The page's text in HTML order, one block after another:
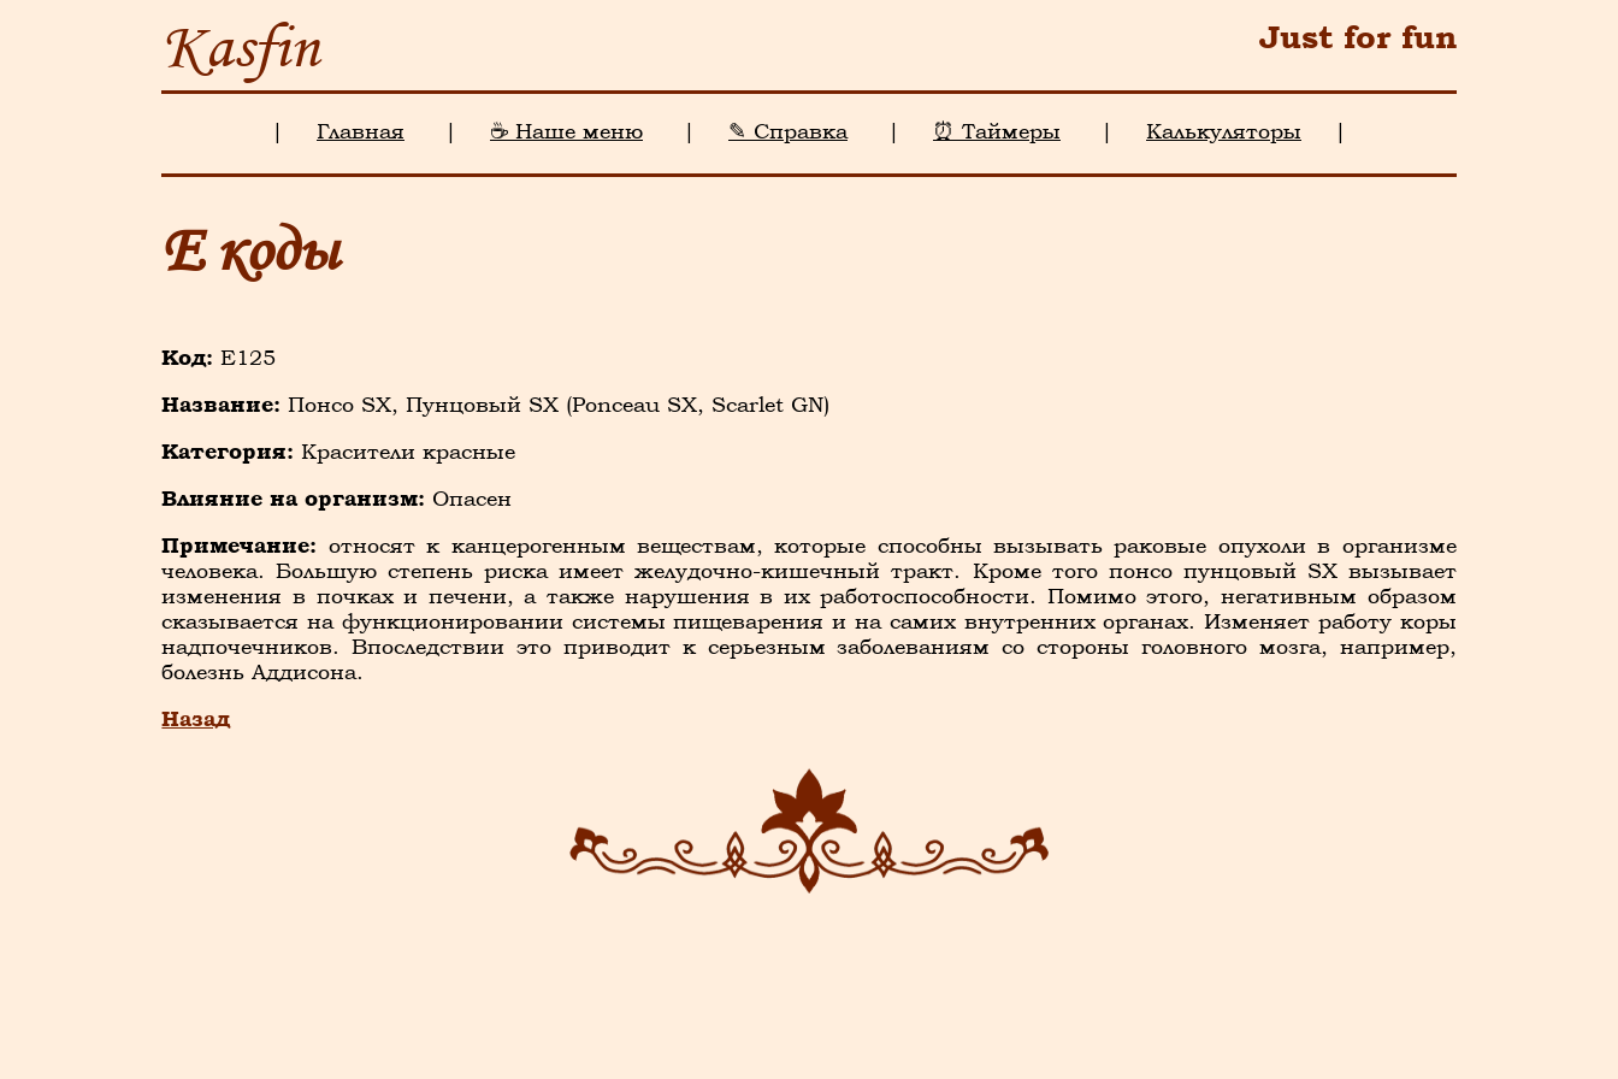
Kasfin Just for fun
| Главная | ☕ Наше меню | ✎ Справка | ⏰ Таймеры | Калькуляторы |
Е коды
Код: E125
Название: Понсо SX, Пунцовый SX (Ponceau SX, Scarlet GN)
Категория: Красители красные
Влияние на организм: Опасен
Примечание: относят к канцерогенным веществам, которые способны вызывать раковые опухоли в организме
человека. Большую степень риска имеет желудочно-кишечный тракт. Кроме того понсо пунцовый SX вызывает
изменения в почках и печени, а также нарушения в их работоспособности. Помимо этого, негативным образом
сказывается на функционировании системы пищеварения и на самих внутренних органах. Изменяет работу коры
надпочечников. Впоследствии это приводит к серьезным заболеваниям со стороны головного мозга, например,
болезнь Аддисона.
Назад